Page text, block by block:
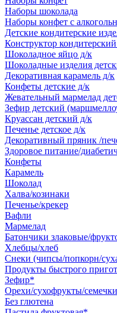
Наборы шоколада
Наборы конфет с
Детские кондитерские
Конструктор
Шоколадное яйцо д/к
Шоколадные изделия
Декоративная карамель д/к
Конфеты детские д/к
Жевательный мармелад
Зефир детский
Круассан детский д/к
Печенье детское д/к
Декоративный пряник /
Здоровое питание/
Конфеты
Карамель
Шоколад
Халва/козинаки
Печенье/крекер
Вафли
Мармелад
Батончики злаковые/
Хлебцы/хлеб
Снеки (чипсы/попкорн/
Продукты быстрого
Зефир*
Орехи/сухофрукты/семечки
Без глютена